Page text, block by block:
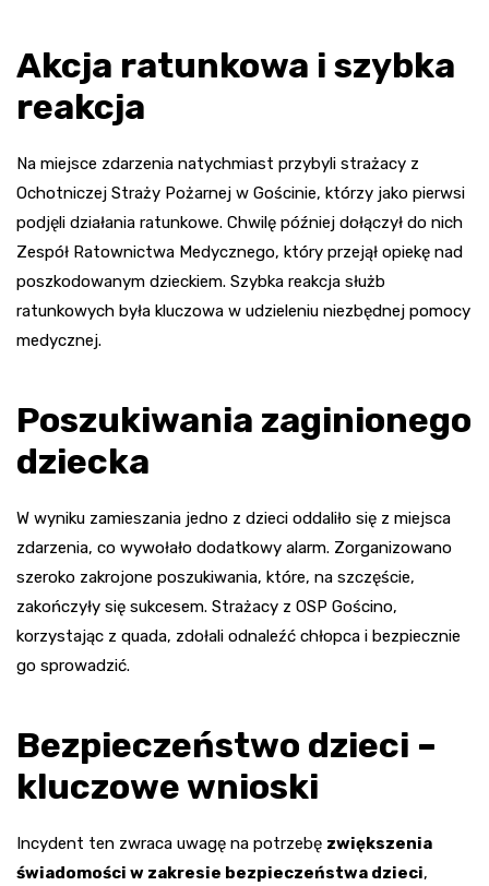
Akcja ratunkowa i szybka
reakcja
Na miejsce zdarzenia natychmiast przybyli strażacy z
Ochotniczej Straży Pożarnej w Gościnie, którzy jako pierwsi
podjęli działania ratunkowe. Chwilę później dołączył do nich
Zespół Ratownictwa Medycznego, który przejął opiekę nad
poszkodowanym dzieckiem. Szybka reakcja służb
ratunkowych była kluczowa w udzieleniu niezbędnej pomocy
medycznej.
Poszukiwania zaginionego
dziecka
W wyniku zamieszania jedno z dzieci oddaliło się z miejsca
zdarzenia, co wywołało dodatkowy alarm. Zorganizowano
szeroko zakrojone poszukiwania, które, na szczęście,
zakończyły się sukcesem. Strażacy z OSP Gościno,
korzystając z quada, zdołali odnaleźć chłopca i bezpiecznie
go sprowadzić.
Bezpieczeństwo dzieci –
kluczowe wnioski
Incydent ten zwraca uwagę na potrzebę zwiększenia
świadomości w zakresie bezpieczeństwa dzieci,